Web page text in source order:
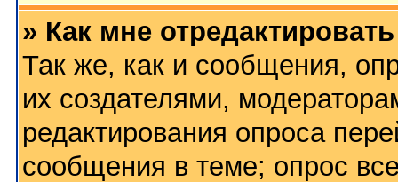
» Как мне
Так же, как и сообщения,
их создателями,
редактирования опроса
сообщения в теме; опрос